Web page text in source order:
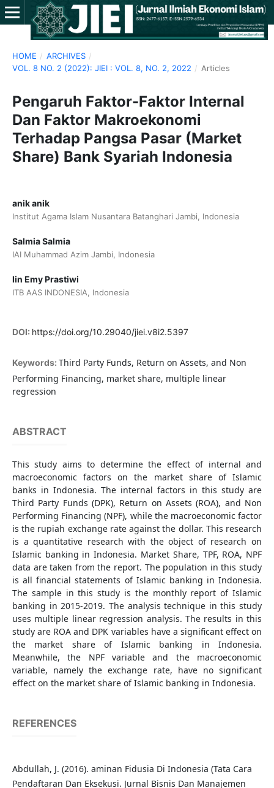
HOME / ARCHIVES /
VOL. 8 NO. 2 (2022): JIEI : VOL. 8, NO. 2, 2022 / Articles
Pengaruh Faktor-Faktor Internal
Dan Faktor Makroekonomi
Terhadap Pangsa Pasar (Market
Share) Bank Syariah Indonesia
anik anik
Institut Agama Islam Nusantara Batanghari Jambi, Indonesia
Salmia Salmia
IAI Muhammad Azim Jambi, Indonesia
Iin Emy Prastiwi
ITB AAS INDONESIA, Indonesia
DOI: https://doi.org/10.29040/jiei.v8i2.5397
Keywords: Third Party Funds, Return on Assets, and Non
Performing Financing, market share, multiple linear
regression
ABSTRACT
This study aims to determine the effect of internal and
macroeconomic factors on the market share of Islamic
banks in Indonesia. The internal factors in this study are
Third Party Funds (DPK), Return on Assets (ROA), and Non
Performing Financing (NPF), while the macroeconomic factor
is the rupiah exchange rate against the dollar. This research
is a quantitative research with the object of research on
Islamic banking in Indonesia. Market Share, TPF, ROA, NPF
data are taken from the report. The population in this study
is all financial statements of Islamic banking in Indonesia.
The sample in this study is the monthly report of Islamic
banking in 2015-2019. The analysis technique in this study
uses multiple linear regression analysis. The results in this
study are ROA and DPK variables have a significant effect on
the market share of Islamic banking in Indonesia.
Meanwhile, the NPF variable and the macroeconomic
variable, namely the exchange rate, have no significant
effect on the market share of Islamic banking in Indonesia.
REFERENCES
Abdullah, J. (2016). aminan Fidusia Di Indonesia (Tata Cara
Pendaftaran Dan Eksekusi. Jurnal Bisnis Dan Manajemen